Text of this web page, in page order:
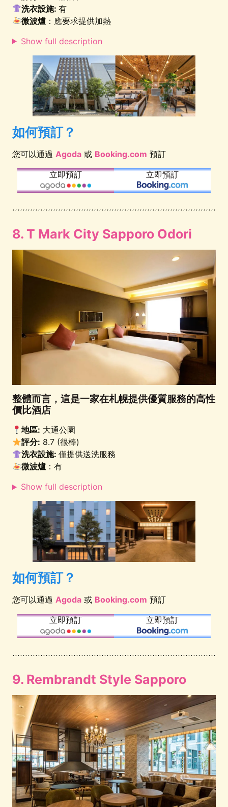
洗衣設施: 有
微波爐 ：應要求提供加熱
Show full description
如何預訂？
您可以通過 Agoda 或 Booking.com 預訂
立即預訂
立即預訂
8. T Mark City Sapporo Odori
整體而言，這是一家在札幌提供優質服務的高性
價比酒店
地區: 大通公園
評分: 8.7 (很棒)
洗衣設施: 僅提供送洗服務
微波爐 ：有
Show full description
如何預訂？
您可以通過 Agoda 或 Booking.com 預訂
立即預訂
立即預訂
9. Rembrandt Style Sapporo